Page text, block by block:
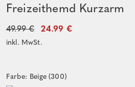
Freizeithemd Kurzarm
49.99 € 24.99 €
inkl. MwSt.
Farbe: Beige (300)